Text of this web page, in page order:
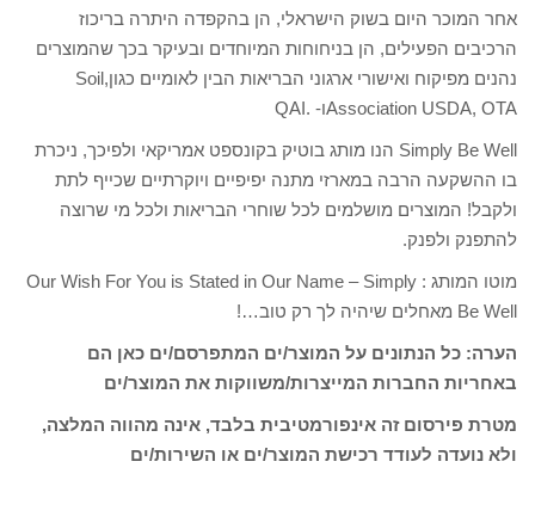
אחר המוכר היום בשוק הישראלי, הן בהקפדה היתרה בריכוז
הרכיבים הפעילים, הן בניחוחות המיוחדים ובעיקר בכך שהמוצרים
נהנים מפיקוח ואישורי ארגוני הבריאות הבין לאומיים כגון,Soil
Association USDA, OTAו- .QAI
Simply Be Well הנו מותג בוטיק בקונספט אמריקאי ולפיכך, ניכרת
בו ההשקעה הרבה במארזי מתנה יפיפיים ויוקרתיים שכייף לתת
ולקבל! המוצרים מושלמים לכל שוחרי הבריאות ולכל מי שרוצה
להתפנק ולפנק.
מוטו המותג : Our Wish For You is Stated in Our Name – Simply
Be Well מאחלים שיהיה לך רק טוב…!
הערה: כל הנתונים על המוצר/ים המתפרסם/ים כאן הם
באחריות החברות המייצרות/משווקות את המוצר/ים
מטרת פירסום זה אינפורמטיבית בלבד, אינה מהווה המלצה,
ולא נועדה לעודד רכישת המוצר/ים או השירות/ים